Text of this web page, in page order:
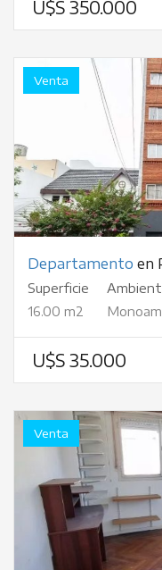
U$S 350.000
Venta
Departamento en
Superficie
16.00 m2
U$S 35.000
Venta